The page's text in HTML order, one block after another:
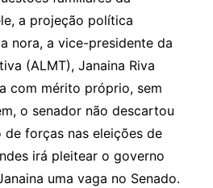
a projeção política
nora, a vice-presidente da
(ALMT), Janaina Riva
com mérito próprio, sem
o senador não descartou
de forças nas eleições de
irá pleitear o governo
uma vaga no Senado.